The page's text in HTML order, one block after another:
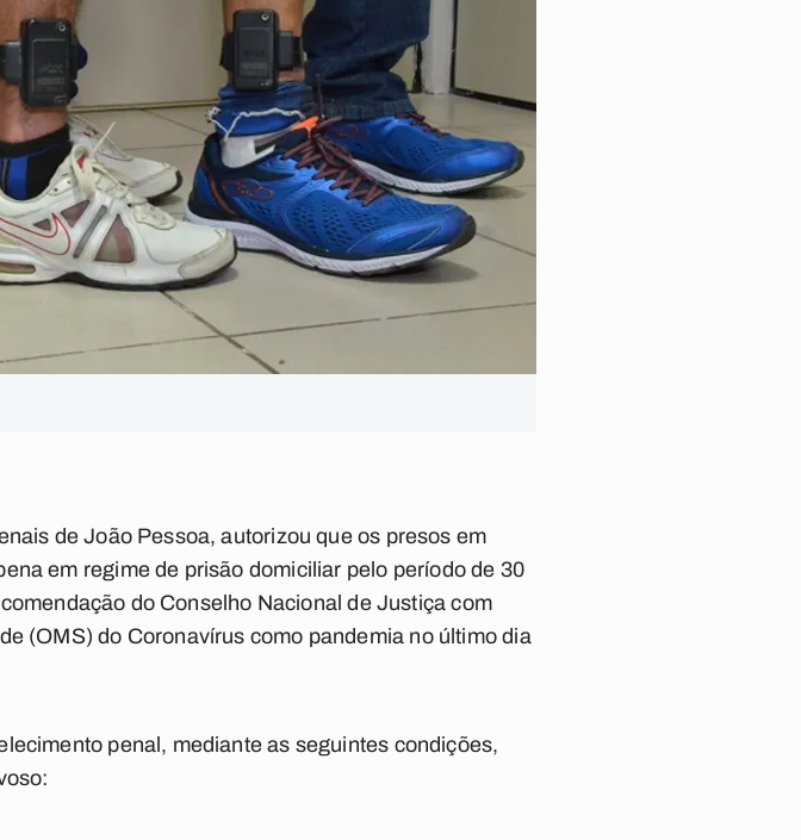
de João Pessoa, autorizou que os presos em
em regime de prisão domiciliar pelo período de 30
do Conselho Nacional de Justiça com
(OMS) do Coronavírus como pandemia no último dia
penal, mediante as seguintes condições,